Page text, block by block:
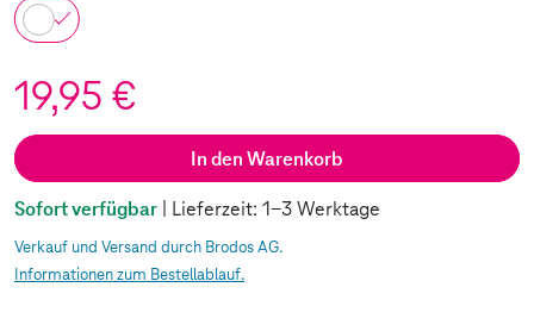
19,95 €
In den Warenkorb
Sofort verfügbar | Lieferzeit: 1-3 Werktage
Verkauf und Versand durch Brodos AG.
Informationen zum Bestellablauf.